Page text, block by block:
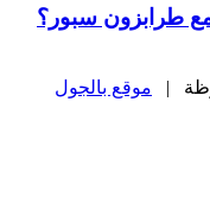
موقع بالجول